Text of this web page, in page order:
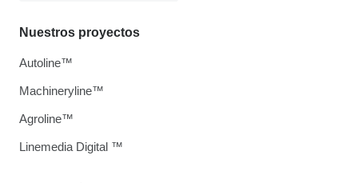
Nuestros proyectos
Autoline™
Machineryline™
Agroline™
Linemedia Digital ™